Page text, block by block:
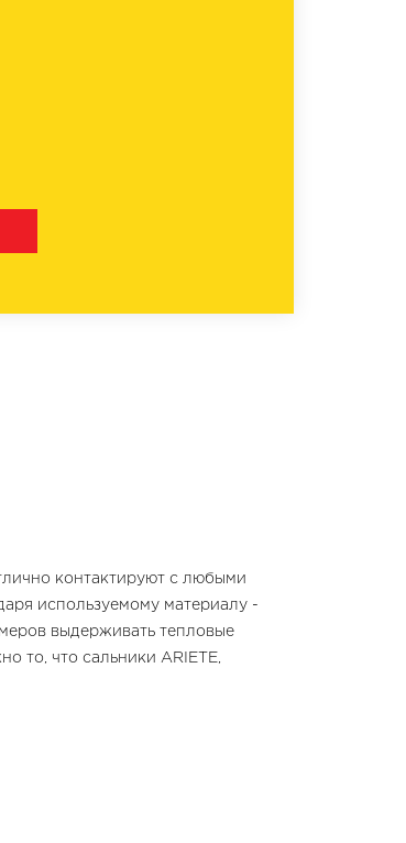
контактируют с любыми
используемому материалу -
выдерживать тепловые
то, что сальники ARIETE,